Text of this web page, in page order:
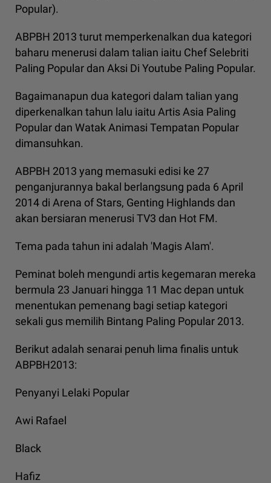
Popular).
ABPBH 2013 turut memperkenalkan dua kategori
baharu menerusi dalam talian iaitu Chef Selebriti
Paling Popular dan Aksi Di Youtube Paling Popular.
Bagaimanapun dua kategori dalam talian yang
diperkenalkan tahun lalu iaitu Artis Asia Paling
Popular dan Watak Animasi Tempatan Popular
dimansuhkan.
ABPBH 2013 yang memasuki edisi ke 27
penganjurannya bakal berlangsung pada 6 April
2014 di Arena of Stars, Genting Highlands dan
akan bersiaran menerusi TV3 dan Hot FM.
Tema pada tahun ini adalah 'Magis Alam'.
Peminat boleh mengundi artis kegemaran mereka
bermula 23 Januari hingga 11 Mac depan untuk
menentukan pemenang bagi setiap kategori
sekali gus memilih Bintang Paling Popular 2013.
Berikut adalah senarai penuh lima finalis untuk
ABPBH2013:
Penyanyi Lelaki Popular
Awi Rafael
Black
Hafiz